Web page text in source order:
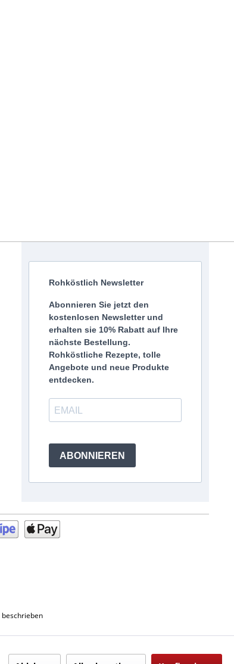
Rohköstlich Newsletter
Abonnieren Sie jetzt den
kostenlosen Newsletter und
erhalten sie 10% Rabatt auf Ihre
nächste Bestellung.
Rohköstliche Rezepte, tolle
Angebote und neue Produkte
entdecken.
ABONNIEREN